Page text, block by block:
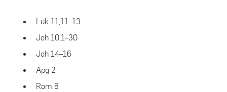
Luk 11,11–13
Joh 10,1–30
Joh 14–16
Apg 2
Rom 8